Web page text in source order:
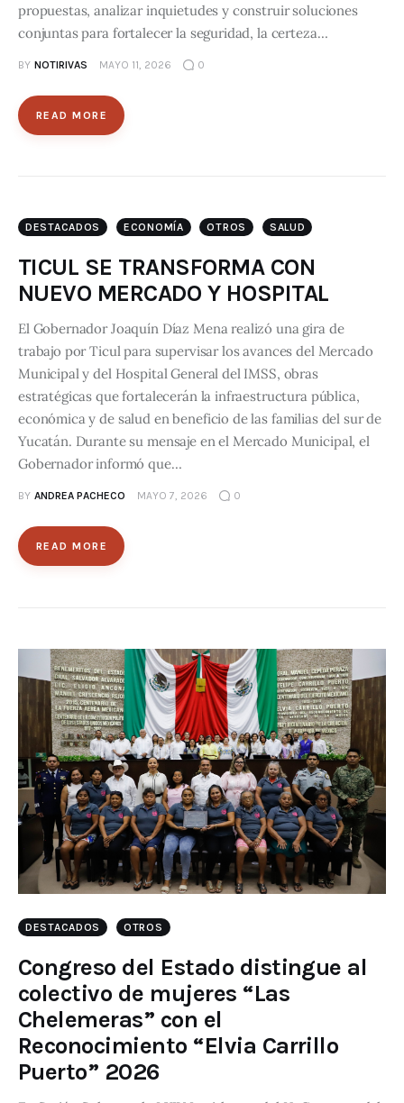
propuestas, analizar inquietudes y construir soluciones
conjuntas para fortalecer la seguridad, la certeza…
BY NOTIRIVAS MAYO 11, 2026 0
READ MORE
DESTACADOS ECONOMÍA OTROS SALUD
TICUL SE TRANSFORMA CON
NUEVO MERCADO Y HOSPITAL
El Gobernador Joaquín Díaz Mena realizó una gira de
trabajo por Ticul para supervisar los avances del Mercado
Municipal y del Hospital General del IMSS, obras
estratégicas que fortalecerán la infraestructura pública,
económica y de salud en beneficio de las familias del sur de
Yucatán. Durante su mensaje en el Mercado Municipal, el
Gobernador informó que…
BY ANDREA PACHECO MAYO 7, 2026 0
READ MORE
DESTACADOS OTROS
Congreso del Estado distingue al
colectivo de mujeres “Las
Chelemeras” con el
Reconocimiento “Elvia Carrillo
Puerto” 2026